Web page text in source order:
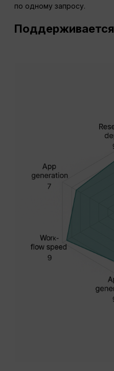
по одному запросу.
Поддерживается